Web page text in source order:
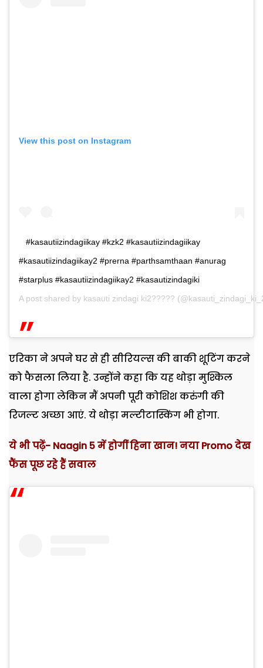
View this post on Instagram
#kasautiizindagiikay #kzk2 #kasautiizindagiikay
#kasautiizindagiikay2 #prerna #parthsamthaan #anurag
#starplus #kasautiizindagiikay2 #kasautizindagiki
A post shared by kasauti zindagi ki2?????
एरिका ने अपने घर से ही सीरियल्स की बाकी शूटिंग करने
को फैसला लिया है. उन्होंने कहा कि यह थोड़ा मुश्किल
वाला होगा लेकिन मैं अपनी पूरी कोशिश करुंगी की
रिजल्ट अच्छा आएं. ये थोड़ा मल्टीटास्किंग भी होगा.
ये भी पढ़ें- Naagin 5 में होगीं हिना खान! नया Promo देख
फैंस पूछ रहे हैं सवाल